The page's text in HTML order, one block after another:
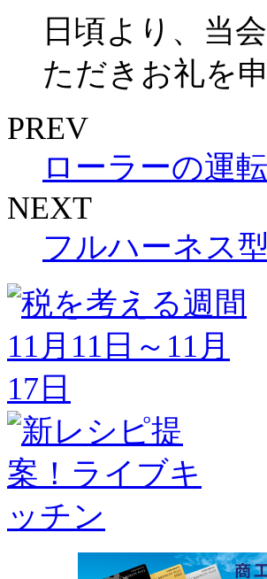
日頃より、当
ただきお礼を
PREV
ローラーの運
NEXT
フルハーネス